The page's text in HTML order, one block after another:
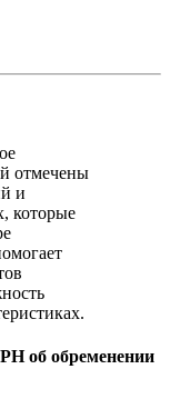
отмечены
и
которые
об обременении